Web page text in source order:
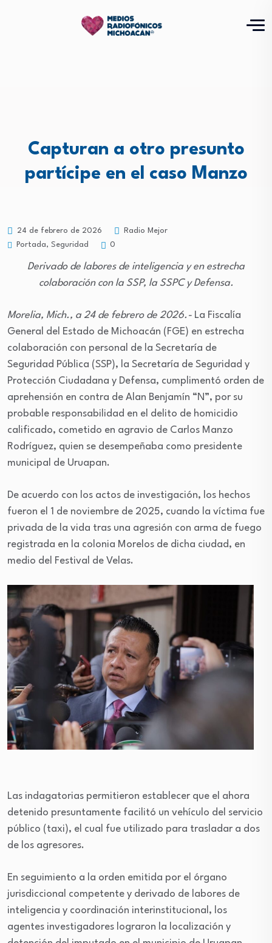
Capturan a otro presunto
partícipe en el caso Manzo
24 de febrero de 2026
Radio Mejor
Portada, Seguridad 0
Derivado de labores de inteligencia y en estrecha
colaboración con la SSP, la SSPC y Defensa.
Morelia, Mich., a 24 de febrero de 2026.- La Fiscalía
General del Estado de Michoacán (FGE) en estrecha
colaboración con personal de la Secretaría de
Seguridad Pública (SSP), la Secretaría de Seguridad y
Protección Ciudadana y Defensa, cumplimentó orden de
aprehensión en contra de Alan Benjamín “N”, por su
probable responsabilidad en el delito de homicidio
calificado, cometido en agravio de Carlos Manzo
Rodríguez, quien se desempeñaba como presidente
municipal de Uruapan.
De acuerdo con los actos de investigación, los hechos
fueron el 1 de noviembre de 2025, cuando la víctima fue
privada de la vida tras una agresión con arma de fuego
registrada en la colonia Morelos de dicha ciudad, en
medio del Festival de Velas.
Las indagatorias permitieron establecer que el ahora
detenido presuntamente facilitó un vehículo del servicio
público (taxi), el cual fue utilizado para trasladar a dos
de los agresores.
En seguimiento a la orden emitida por el órgano
jurisdiccional competente y derivado de labores de
inteligencia y coordinación interinstitucional, los
agentes investigadores lograron la localización y